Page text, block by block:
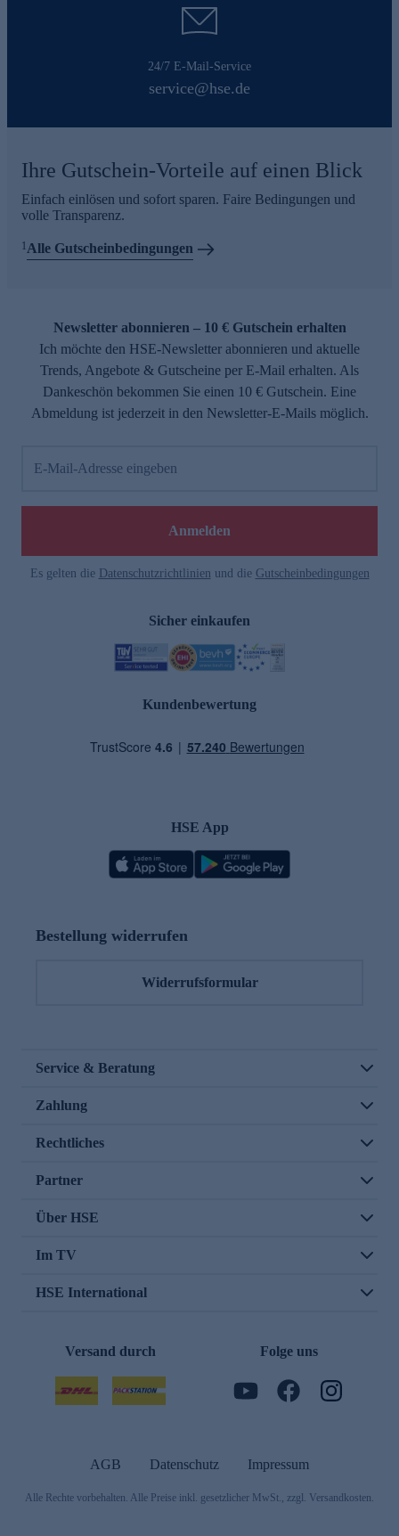
24/7 E-Mail-Service
service@hse.de
Ihre Gutschein-Vorteile auf einen Blick
Einfach einlösen und sofort sparen. Faire Bedingungen und
volle Transparenz.
1 Alle Gutscheinbedingungen
Newsletter abonnieren – 10 € Gutschein erhalten
Ich möchte den HSE-Newsletter abonnieren und aktuelle
Trends, Angebote & Gutscheine per E-Mail erhalten. Als
Dankeschön bekommen Sie einen 10 € Gutschein. Eine
Abmeldung ist jederzeit in den Newsletter-E-Mails möglich.
E-Mail-Adresse eingeben
Anmelden
Es gelten die Datenschutzrichtlinien und die Gutscheinbedingungen
Sicher einkaufen
Kundenbewertung
HSE App
Bestellung widerrufen
Widerrufsformular
Service & Beratung
Zahlung
Rechtliches
Partner
Über HSE
Im TV
HSE International
Versand durch Folge uns
AGB Datenschutz Impressum
Alle Rechte vorbehalten. Alle Preise inkl. gesetzlicher MwSt., zzgl. Versandkosten.